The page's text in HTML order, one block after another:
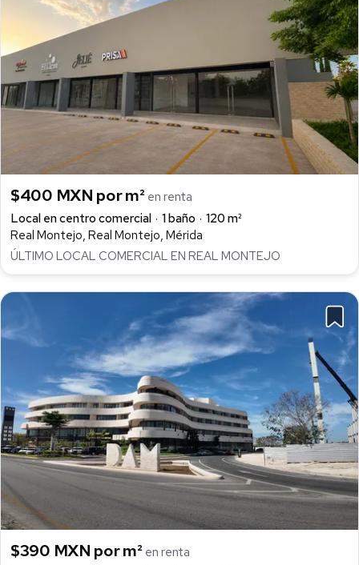
$400 MXN por m² en renta
Local en centro comercial
1 baño
120 m²
Real Montejo, Real Montejo, Mérida
ÚLTIMO LOCAL COMERCIAL EN REAL MONTEJO
$390 MXN por m² en renta